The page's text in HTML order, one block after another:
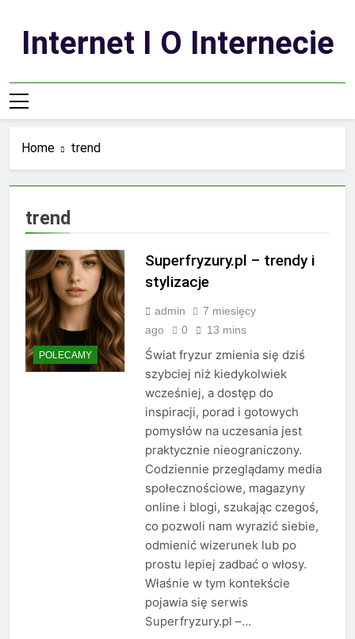
contentInternet I O Internecie
Home trend
trend
POLECAMY
Superfryzury.pl – trendy i
stylizacje
admin
7 miesięcy
ago
0 13 mins
Świat fryzur zmienia się dziś
szybciej niż kiedykolwiek
wcześniej, a dostęp do
inspiracji, porad i gotowych
pomysłów na uczesania jest
praktycznie nieograniczony.
Codziennie przeglądamy media
społecznościowe, magazyny
online i blogi, szukając czegoś,
co pozwoli nam wyrazić siebie,
odmienić wizerunek lub po
prostu lepiej zadbać o włosy.
Właśnie w tym kontekście
pojawia się serwis
Superfryzury.pl –…